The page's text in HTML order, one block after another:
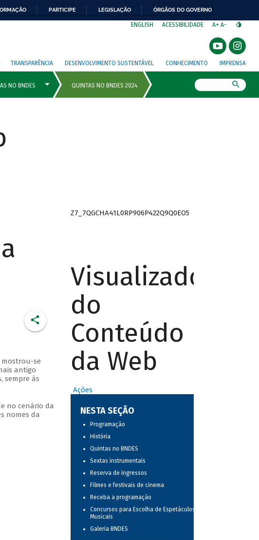
PARTICIPE LEGISLAÇÃO ÓRGÃOS DO GOVERNO
ENGLISH ACESSIBILIDADE A+ A-
TRANSPARÊNCIA DESENVOLVIMENTO SUSTENTÁVEL CONHECIMENTO IMPRENSA
mostrou-se
antigo
sempre às
no cenário da
nomes da
Z7_7QGCHA41L0RP906P422Q9Q0EO5
Visualizador
do
Conteúdo
da Web
Ações
NESTA SEÇÃO
Programação
História
Quintas no BNDES
Sextas instrumentais
Reserva de ingressos
Filmes e festivais de cinema
Receba a programação
Concursos para Escolha de Espetáculos
Musicais
Galeria BNDES